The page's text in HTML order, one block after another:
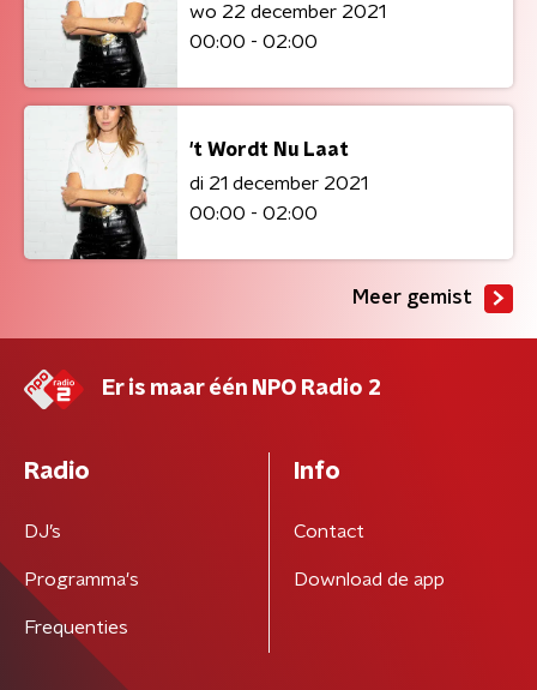
wo 22 december 2021
00:00 - 02:00
't Wordt Nu Laat
di 21 december 2021
00:00 - 02:00
Meer gemist
Er is maar één NPO Radio 2
Radio
DJ’s
Programma's
Frequenties
Info
Contact
Download de app